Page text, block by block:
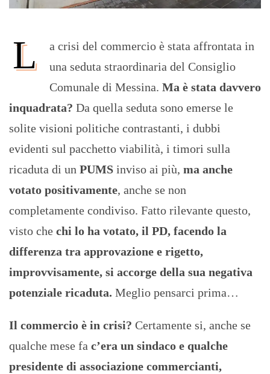
L
a crisi del commercio è stata affrontata in
una seduta straordinaria del Consiglio
Comunale di Messina. Ma è stata davvero
inquadrata? Da quella seduta sono emerse le
solite visioni politiche contrastanti, i dubbi
evidenti sul pacchetto viabilità, i timori sulla
ricaduta di un PUMS inviso ai più, ma anche
votato positivamente, anche se non
completamente condiviso. Fatto rilevante questo,
visto che chi lo ha votato, il PD, facendo la
differenza tra approvazione e rigetto,
improvvisamente, si accorge della sua negativa
potenziale ricaduta. Meglio pensarci prima…
Il commercio è in crisi? Certamente si, anche se
qualche mese fa c’era un sindaco e qualche
presidente di associazione commercianti,